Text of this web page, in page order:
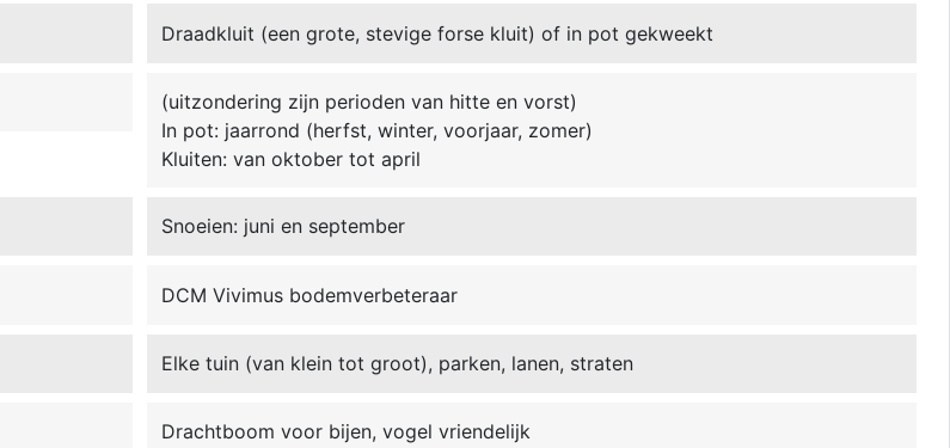
Draadkluit (een grote, stevige forse kluit) of in pot gekweekt
(uitzondering zijn perioden van hitte en vorst)
In pot: jaarrond (herfst, winter, voorjaar, zomer)
Kluiten: van oktober tot april
Snoeien: juni en september
DCM Vivimus bodemverbeteraar
Elke tuin (van klein tot groot), parken, lanen, straten
Drachtboom voor bijen, vogel vriendelijk